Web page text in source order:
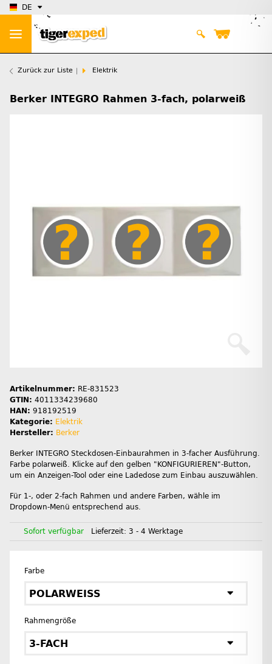
DE
Zurück zur Liste Elektrik
Berker INTEGRO Rahmen 3-fach, polarweiß
Artikelnummer: RE-831523
GTIN: 4011334239680
HAN: 918192519
Kategorie: Elektrik
Hersteller: Berker
Berker INTEGRO Steckdosen-Einbaurahmen in 3-facher Ausführung.
Farbe polarweiß. Klicke auf den gelben "KONFIGURIEREN"-Button,
um ein Anzeigen-Tool oder eine Ladedose zum Einbau auszuwählen.
Für 1-, oder 2-fach Rahmen und andere Farben, wähle im
Dropdown-Menü entsprechend aus.
Sofort verfügbar Lieferzeit: 3 - 4 Werktage
Farbe
POLARWEISS
Rahmengröße
3-FACH